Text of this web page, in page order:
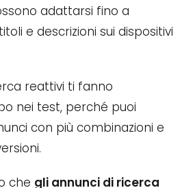
adattarsi fino a
e descrizioni sui dispositivi
reattivi ti fanno
nei test, perché puoi
con più combinazioni e
che gli annunci di ricerca